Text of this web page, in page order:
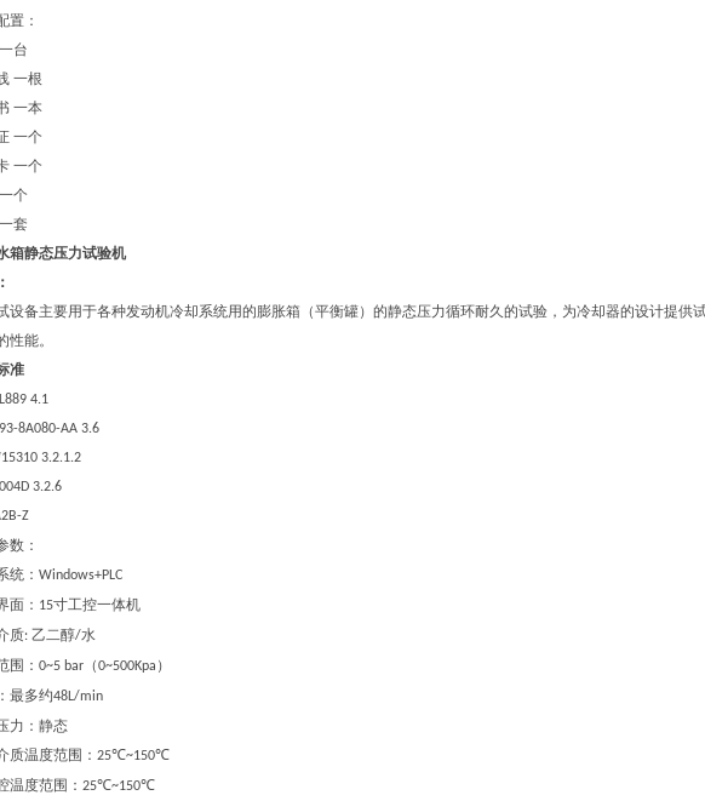
置：
一台
一根
一本
一个
一个
一个
一套
箱静态压力试验机
设备主要用于各种发动机冷却系统用的膨胀箱（平衡罐）的静态压力循环耐久的试验，为冷却器的设计提供
性能。
准
4.1
8A080-AA 3.6
3.2.1.2
3.2.6
Z
数：
统： Windows+PLC
面： 15寸工控一体机
质: 乙二醇/水
围 ： 0~5 bar （0~500Kpa ）
： 最多约48L/min
力 ： 静态
质温度范围 ： 25℃~150℃
温度范围 ： 25℃~150℃